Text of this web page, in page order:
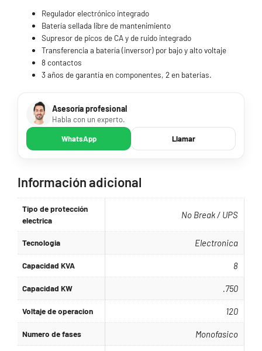
Regulador electrónico integrado
Batería sellada libre de mantenimiento
Supresor de picos de CA y de ruido integrado
Transferencia a batería (inversor) por bajo y alto voltaje
8 contactos
3 años de garantía en componentes, 2 en baterías.
Asesoría profesional
Habla con un experto.
WhatsApp Llamar
Información adicional
Tipo de protección
electrica
No Break / UPS
Tecnologia Electronica
Capacidad KVA 8
Capacidad KW .750
Voltaje de operacion 120
Numero de fases Monofasico